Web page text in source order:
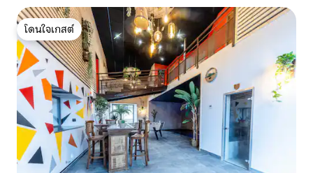
โดนใจเกสต์
โดนใจเกสต์